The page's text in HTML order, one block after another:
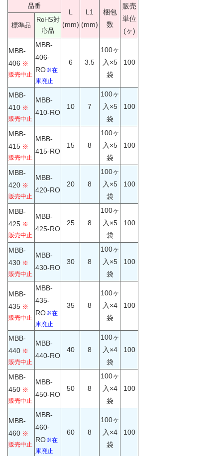
品番
L
(mm)
L1
(mm)
梱包
数
販売
単位
(ヶ)
標準品
RoHS対
応品
MBB-
406 ※
販売中止
MBB-
406-
RO※在
庫廃止
6 3.5
100ヶ
入×5
袋
100
MBB-
410 ※
販売中止
MBB-
410-RO
10 7
100ヶ
入×5
袋
100
MBB-
415 ※
販売中止
MBB-
415-RO
15 8
100ヶ
入×5
袋
100
MBB-
420 ※
販売中止
MBB-
420-RO
20 8
100ヶ
入×5
袋
100
MBB-
425 ※
販売中止
MBB-
425-RO
25 8
100ヶ
入×5
袋
100
MBB-
430 ※
販売中止
MBB-
430-RO
30 8
100ヶ
入×5
袋
100
MBB-
435 ※
販売中止
MBB-
435-
RO※在
庫廃止
35 8
100ヶ
入×4
袋
100
MBB-
440 ※
販売中止
MBB-
440-RO
40 8
100ヶ
入×4
袋
100
MBB-
450 ※
販売中止
MBB-
450-RO
50 8
100ヶ
入×4
袋
100
MBB-
460 ※
販売中止
MBB-
460-
RO※在
庫廃止
60 8
100ヶ
入×4
袋
100